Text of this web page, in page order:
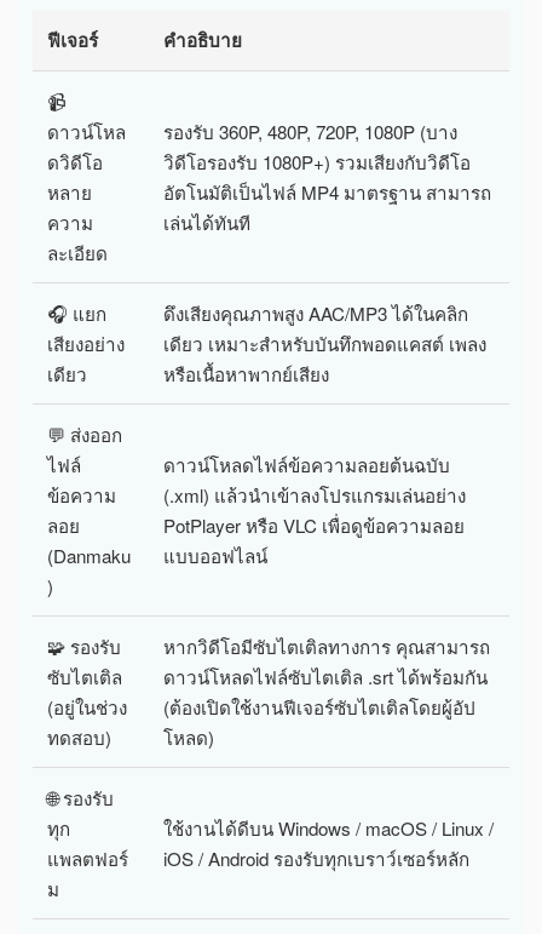
ฟีเจอร์ คำอธิบาย
📹
ดาวน์โหล
ดวิดีโอ
หลาย
ความ
ละเอียด
รองรับ 360P, 480P, 720P, 1080P (บาง
วิดีโอรองรับ 1080P+) รวมเสียงกับวิดีโอ
อัตโนมัติเป็นไฟล์ MP4 มาตรฐาน สามารถ
เล่นได้ทันที
🎧 แยก
เสียงอย่าง
เดียว
ดึงเสียงคุณภาพสูง AAC/MP3 ได้ในคลิก
เดียว เหมาะสำหรับบันทึกพอดแคสต์ เพลง
หรือเนื้อหาพากย์เสียง
💬 ส่งออก
ไฟล์
ข้อความ
ลอย
(Danmaku
)
ดาวน์โหลดไฟล์ข้อความลอยต้นฉบับ
(.xml) แล้วนำเข้าลงโปรแกรมเล่นอย่าง
PotPlayer หรือ VLC เพื่อดูข้อความลอย
แบบออฟไลน์
🧩 รองรับ
ซับไตเติล
(อยู่ในช่วง
ทดสอบ)
หากวิดีโอมีซับไตเติลทางการ คุณสามารถ
ดาวน์โหลดไฟล์ซับไตเติล .srt ได้พร้อมกัน
(ต้องเปิดใช้งานฟีเจอร์ซับไตเติลโดยผู้อัป
โหลด)
🌐 รองรับ
ทุก
แพลตฟอร์
ม
ใช้งานได้ดีบน Windows / macOS / Linux /
iOS / Android รองรับทุกเบราว์เซอร์หลัก